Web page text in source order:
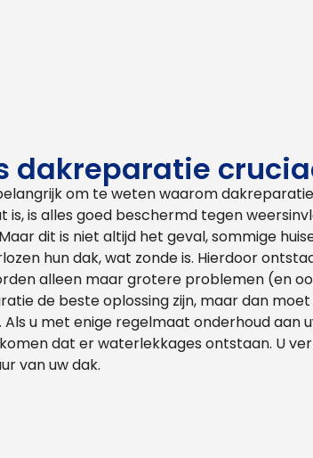
dakreparatie
om te weten waarom dakreparatie
is, is alles goed beschermd tegen
dit is niet altijd het geval, sommige
hun dak, wat zonde is. Hierdoor
alleen maar grotere problemen (en
de beste oplossing zijn, maar dan
u met enige regelmaat onderhoud aan
dat er waterlekkages ontstaan. U
van uw dak.